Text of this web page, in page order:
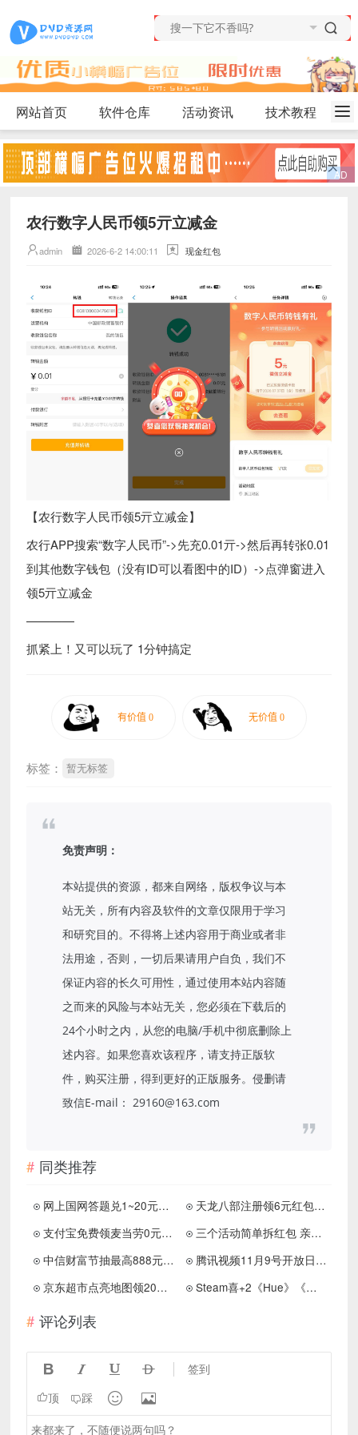
网站首页 软件仓库 活动资讯 技术教程
农行数字人民币领5亓立减金
admin 2026-6-2 14:00:11 现金红包
【农行数字人民币领5亓立减金】
农行APP搜索“数字人民币”->先充0.01亓->然后再转张0.01
到其他数字钱包（没有ID可以看图中的ID）->点弹窗进入
领5亓立减金
————
抓紧上！又可以玩了 1分钟搞定
标签： 暂无标签
免责声明：
本站提供的资源，都来自网络，版权争议与本
站无关，所有内容及软件的文章仅限用于学习
和研究目的。不得将上述内容用于商业或者非
法用途，否则，一切后果请用户自负，我们不
保证内容的长久可用性，通过使用本站内容随
之而来的风险与本站无关，您必须在下载后的
24个小时之内，从您的电脑/手机中彻底删除上
述内容。如果您喜欢该程序，请支持正版软
件，购买注册，得到更好的正版服务。侵删请
致信E-mail： 29160@163.com
同类推荐
网上国网答题兑1~20元电费券
天龙八部注册领6元红包和Q币
支付宝免费领麦当劳0元奥利奥麦旋风 需任消
三个活动简单拆红包 亲中0.73元
中信财富节抽最高888元立减金
腾讯视频11月9号开放日 免费领SVIP+1年黑鲸会员等
京东超市点亮地图领20元京超卡
Steam喜+2《Hue》《战锤40K：格雷迪厄斯 – 遗迹之
评论列表
    签到
顶 踩  